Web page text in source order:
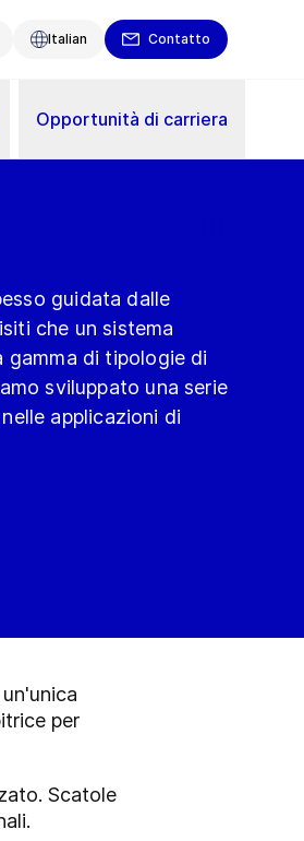
Italian Contatto
Opportunità di carriera
guidata dalle
che un sistema
gamma di tipologie di
sviluppato una serie
applicazioni di
per
Scatole